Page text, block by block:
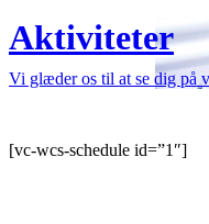
Aktiviteter
Vi glæder os til at se dig på
[vc-wcs-schedule id=”1″]